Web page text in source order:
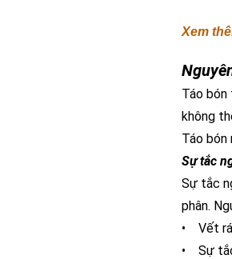
Xem
Táo bón
không
Táo bón
Sự tắc
Sự tắc
phân.
• Vết
• Sự